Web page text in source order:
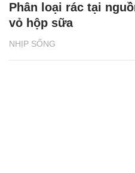
NHỊP SỐNG
Phân loại rác tại
vỏ hộp sữa